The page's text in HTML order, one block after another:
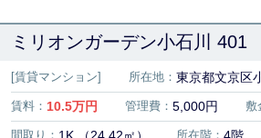
ミリオンガーデン小石川 401
[賃貸マンション] 所在地： 東京都文京区
賃料： 10.5万円 管理費： 5,000円 敷
間取り： 所在階：